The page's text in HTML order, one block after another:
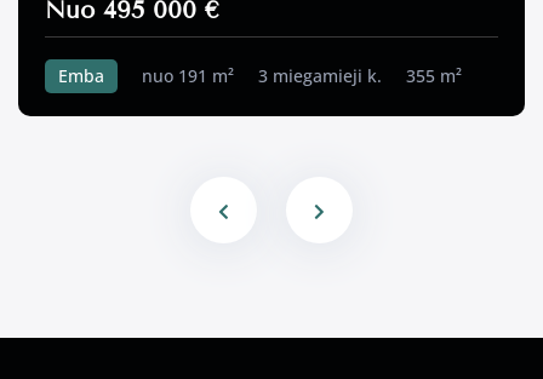
Nuo 495 000 €
Emba nuo 191 m² 3 miegamieji k. 355 m²